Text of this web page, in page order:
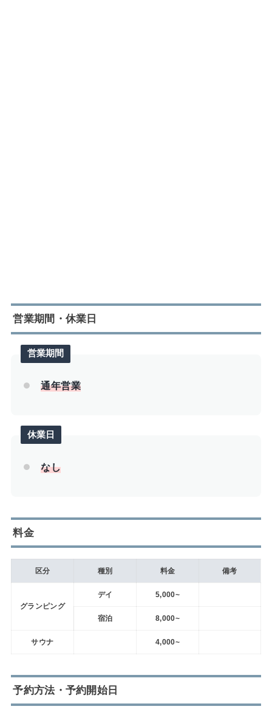
営業期間・休業日
営業期間
通年営業
休業日
なし
料金
区分 種別 料金 備考
グランピング
デイ 5,000~
宿泊 8,000~
サウナ 4,000~
予約方法・予約開始日